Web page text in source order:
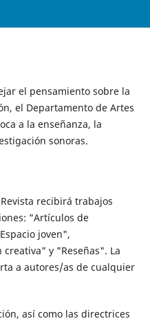
el pensamiento sobre la
el Departamento de Artes
a la enseñanza, la
sonoras.
recibirá trabajos
"Artículos de
joven",
y "Reseñas". La
a autores/as de cualquier
así como las directrices